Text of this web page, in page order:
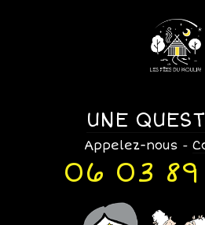
UNE
Appelez-nous -
06 03 89